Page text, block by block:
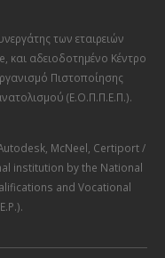
των εταιρειών
, και αδειοδοτημένο Κέντρο
Πιστοποίησης
(Ε.Ο.Π.Π.Ε.Π.).
, McNeel Certiport /
institution by the National
and Vocational
.